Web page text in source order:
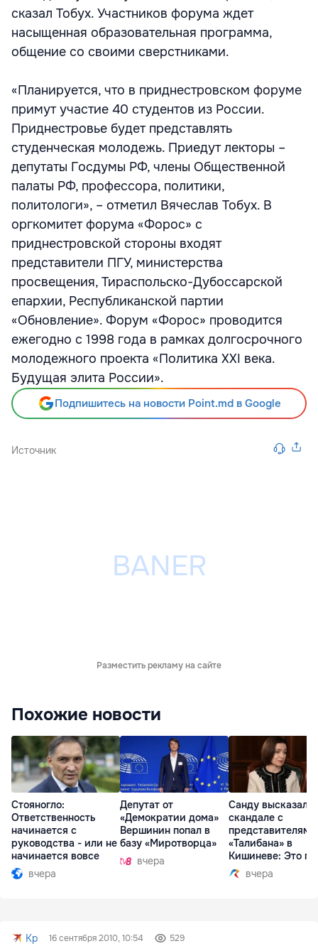
сказал Тобух. Участников форума ждет
насыщенная образовательная программа,
общение со своими сверстниками.
«Планируется, что в приднестровском форуме
примут участие 40 студентов из России.
Приднестровье будет представлять
студенческая молодежь. Приедут лекторы –
депутаты Госдумы РФ, члены Общественной
палаты РФ, профессора, политики,
политологи», – отметил Вячеслав Тобух. В
оргкомитет форума «Форос» с
приднестровской стороны входят
представители ПГУ, министерства
просвещения, Тираспольско-Дубоссарской
епархии, Республиканской партии
«Обновление». Форум «Форос» проводится
ежегодно с 1998 года в рамках долгосрочного
молодежного проекта «Политика XXI века.
Будущая элита России».
Подпишитесь на новости Point.md в Google
Источник
Разместить рекламу на сайте
Похожие новости
Стояногло:
Ответственность
начинается с
руководства - или не
начинается вовсе
вчера
Депутат от
«Демократии дома»
Вершинин попал в
базу «Миротворца»
вчера
Санду
скандале с
представителями
«Талибана» в
Кишиневе: Это
вчера
Kp 16 сентября 2010, 10:54 529